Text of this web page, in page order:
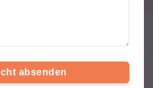
absenden